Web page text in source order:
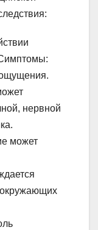
нервной
может